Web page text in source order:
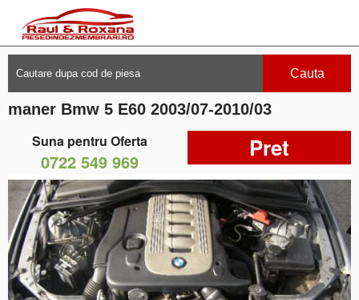
Cauta
maner Bmw 5 E60 2003/07-2010/03
Suna pentru Oferta
0722 549 969 Pret